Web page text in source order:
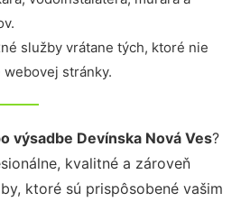
služby vrátane tých, ktoré nie
stránky.
výsadbe Devínska Nová Ves?
kvalitné a zároveň
ktoré sú prispôsobené vašim